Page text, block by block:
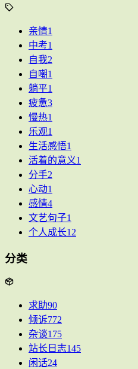
亲情1
中考1
自我2
自嘲1
躺平1
疲惫3
慢热1
乐观1
生活感悟1
活着的意义1
分手2
心动1
感情4
文艺句子1
个人成长12
分类
求助90
倾诉772
杂谈175
站长日志145
闲话24